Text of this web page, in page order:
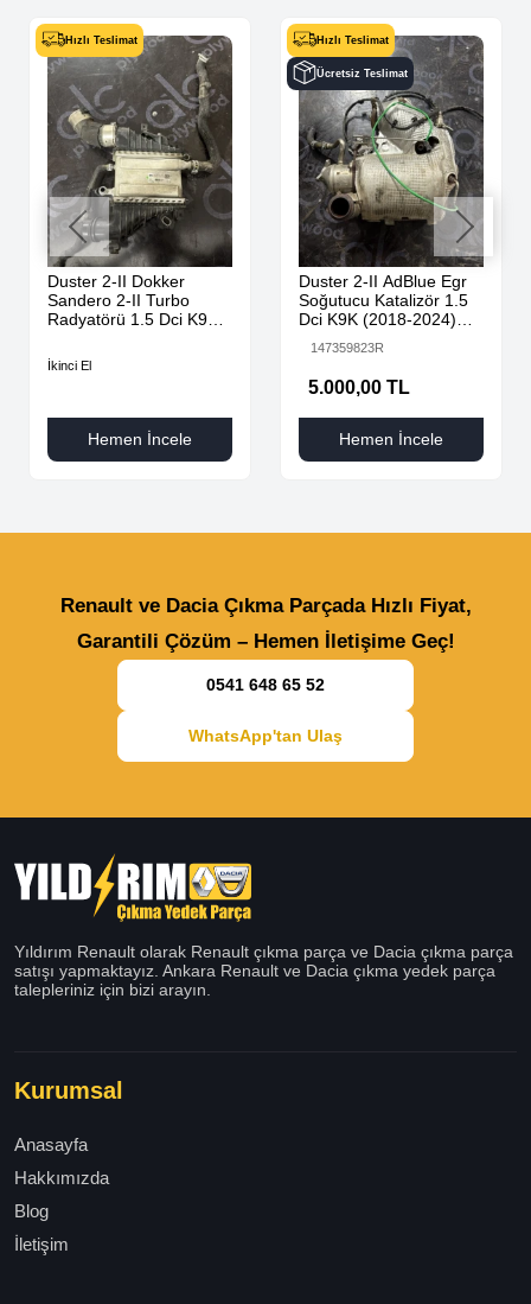
Hızlı Teslimat
Duster 2-II Dokker
Sandero 2-II Turbo
Radyatörü 1.5 Dci K9K
144967867R-
İkinci El
Hemen İncele
Hızlı Teslimat
Ücretsiz Teslimat
Duster 2-II AdBlue Egr
Soğutucu Katalizör 1.5
Dci K9K (2018-2024)
Çıkma
147359823R
5.000,00 TL
Hemen İncele
Renault ve Dacia Çıkma Parçada Hızlı Fiyat,
Garantili Çözüm – Hemen İletişime Geç!
0541 648 65 52
WhatsApp'tan Ulaş
Yıldırım Renault olarak Renault çıkma parça ve Dacia çıkma parça
satışı yapmaktayız. Ankara Renault ve Dacia çıkma yedek parça
talepleriniz için bizi arayın.
Kurumsal
Anasayfa
Hakkımızda
Blog
İletişim